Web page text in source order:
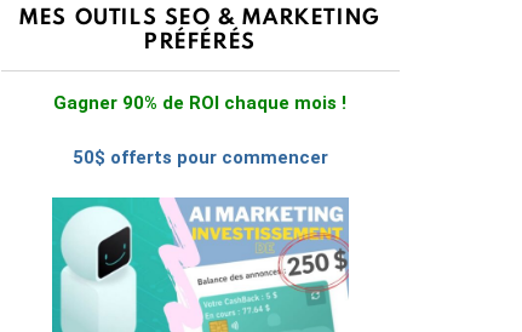
MES OUTILS SEO & MARKETING
PRÉFÉRÉS
Gagner 90% de ROI chaque mois !
50$ offerts pour commencer